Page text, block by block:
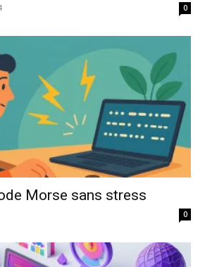
0
Morse sans stress
0